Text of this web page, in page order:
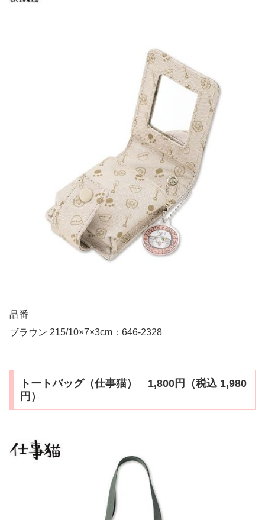
品番
ブラウン 215/10×7×3cm：646-2328
トートバッグ（仕事猫） 1,800円（税込 1,980
円）